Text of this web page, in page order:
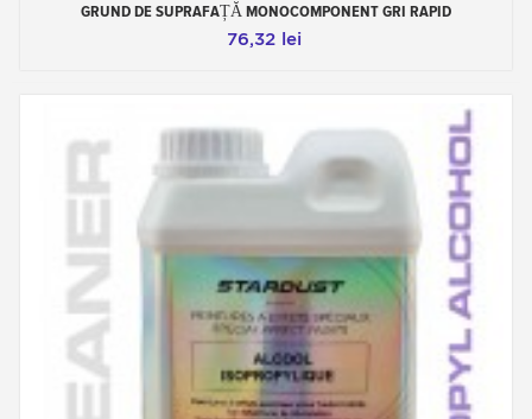
GRUND DE SUPRAFAȚĂ MONOCOMPONENT GRI RAPID
76,32 lei